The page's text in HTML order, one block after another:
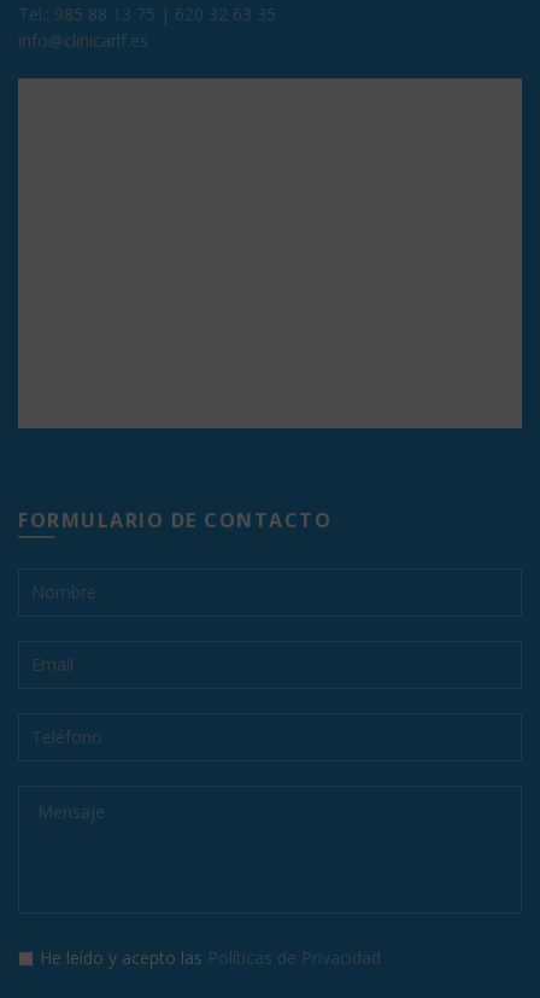
Tel.: 985 88 13 75 | 620 32 63 35
info@clinicarlf.es
FORMULARIO DE CONTACTO
He leído y acepto las Políticas de Privacidad